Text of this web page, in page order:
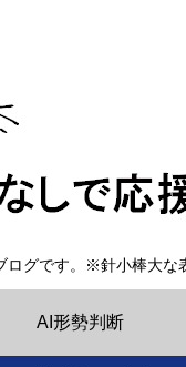
グです。※針小棒大
AI形勢判断